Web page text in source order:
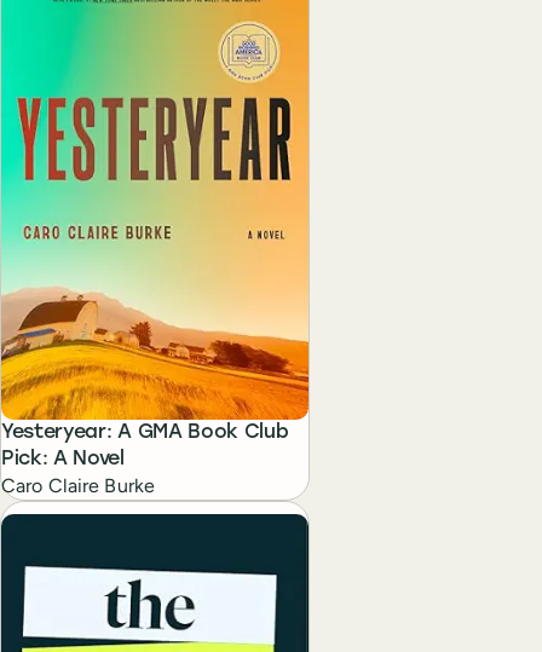
Yesteryear: A GMA Book Club
Pick: A Novel
Caro Claire Burke